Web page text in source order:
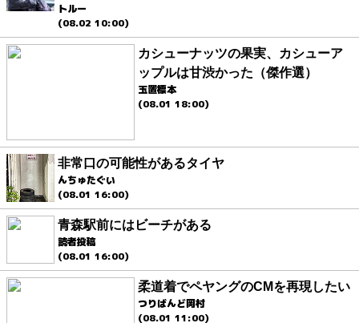
トルー
(08.02 10:00)
カシューナッツの果実、カシューア
ップルは甘渋かった（傑作選）
玉置標本
(08.01 18:00)
非常口の可能性があるタイヤ
んちゅたぐい
(08.01 16:00)
青森駅前にはビーチがある
読者投稿
(08.01 16:00)
柔道着でペヤングのCMを再現したい
つりばんど岡村
(08.01 11:00)